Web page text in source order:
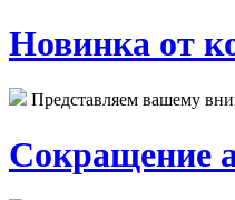
Новинка от
Представляем вашему
Сокращение